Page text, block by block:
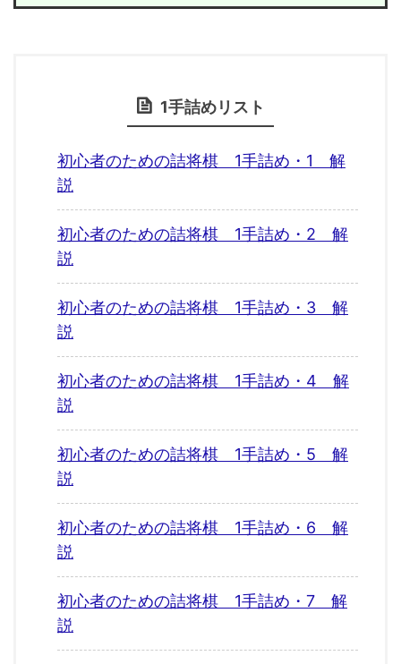
1手詰めリスト
初心者のための詰将棋 1手詰め・1 解
説
初心者のための詰将棋 1手詰め・2 解
説
初心者のための詰将棋 1手詰め・3 解
説
初心者のための詰将棋 1手詰め・4 解
説
初心者のための詰将棋 1手詰め・5 解
説
初心者のための詰将棋 1手詰め・6 解
説
初心者のための詰将棋 1手詰め・7 解
説